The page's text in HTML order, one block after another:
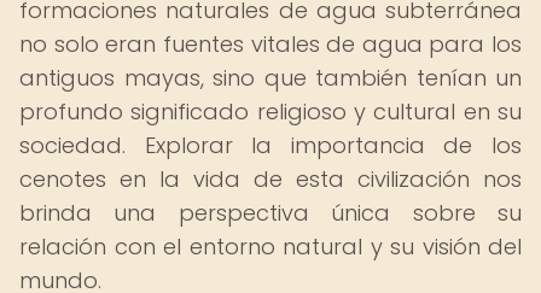
formaciones naturales de agua subterránea
no solo eran fuentes vitales de agua para los
antiguos mayas, sino que también tenían un
profundo significado religioso y cultural en su
sociedad. Explorar la importancia de los
cenotes en la vida de esta civilización nos
brinda una perspectiva única sobre su
relación con el entorno natural y su visión del
mundo.